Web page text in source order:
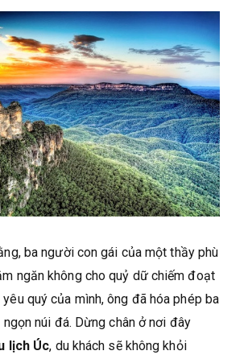
ba người con gái của một thầy phù
ngăn không cho quỷ dữ chiếm đoạt
quý của mình, ông đã hóa phép ba
núi đá. Dừng chân ở nơi đây
lịch Úc, du khách sẽ không khỏi